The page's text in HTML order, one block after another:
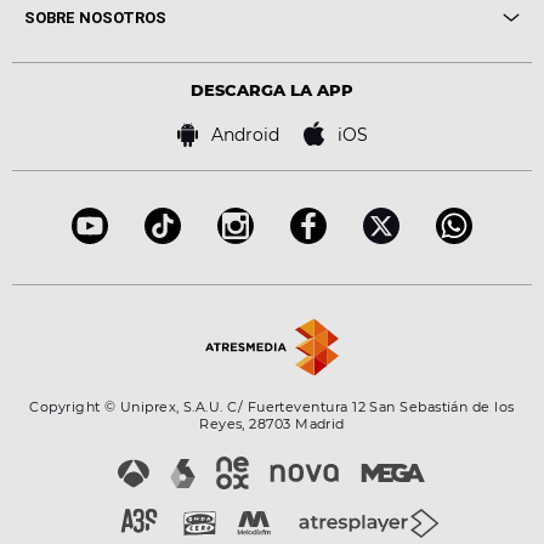
Locutores Europa FM
Cine y Televisión
Virales
SOBRE NOSOTROS
Bases de concursos
DESCARGA LA APP
Android iOS
Copyright © Uniprex, S.A.U. C/ Fuerteventura 12 San Sebastián de los
Reyes, 28703 Madrid